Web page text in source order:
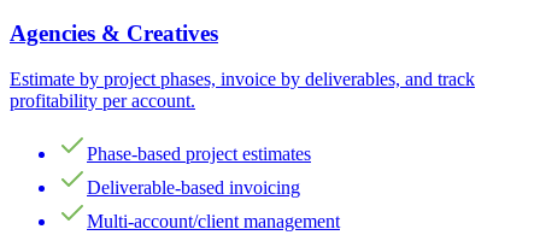
Agencies & Creatives
Estimate by project phases, invoice by deliverables, and track
profitability per account.
Phase-based project estimates
Deliverable-based invoicing
Multi-account/client management